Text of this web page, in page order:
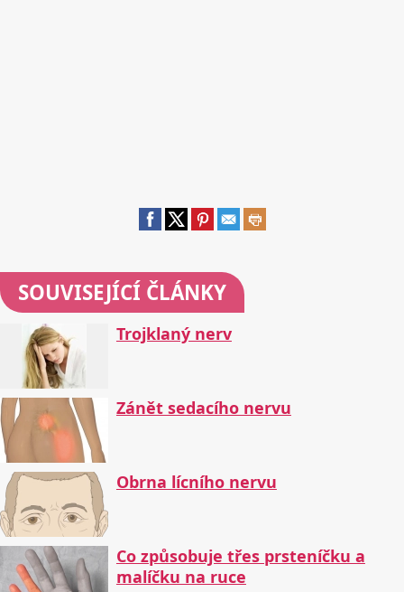
SOUVISEJÍCÍ ČLÁNKY
Trojklaný nerv
Zánět sedacího nervu
Obrna lícního nervu
Co způsobuje třes prsteníčku a
malíčku na ruce